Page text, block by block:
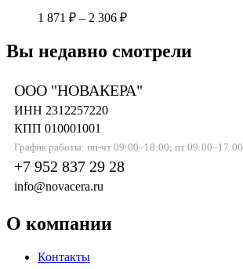
1 871 ₽ – 2 306 ₽
Вы недавно смотрели
ООО "НОВАКЕРА"
ИНН 2312257220
КПП 010001001
График работы: пн-чт 09:00–18:00; пт 09:00–17:00
+7 952 837 29 28
info@novacera.ru
О компании
Контакты